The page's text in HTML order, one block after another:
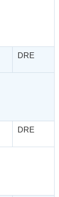
DRE
DRE